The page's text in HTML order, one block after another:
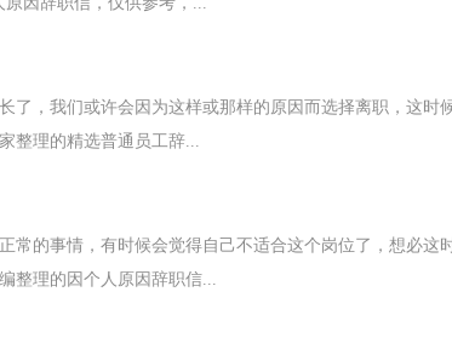
了，我们或许会因为这样或那样的原因而选择离职，这时
整理的精选普通员工辞...
常的事情，有时候会觉得自己不适合这个岗位了，想必这
整理的因个人原因辞职信...